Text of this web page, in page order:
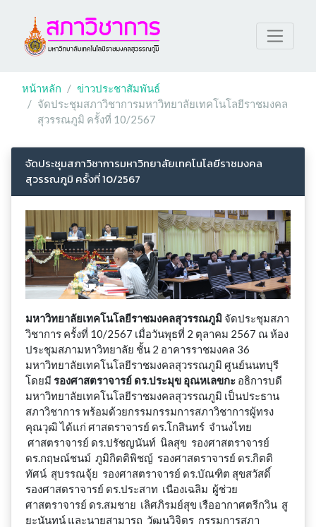
หน้าหลัก
ข่าวประชาสัมพันธ์
จัดประชุมสภาวิชาการมหาวิทยาลัยเทคโนโลยีราชมงคล
สุวรรณภูมิ ครั้งที่ 10/2567
จัดประชุมสภาวิชาการมหาวิทยาลัยเทคโนโลยีราชมงคล
สุวรรณภูมิ ครั้งที่ 10/2567
มหาวิทยาลัยเทคโนโลยีราชมงคลสุวรรณภูมิ จัดประชุมสภา
วิชาการ ครั้งที่ 10/2567 เมื่อวันพุธที่ 2 ตุลาคม 2567 ณ ห้อง
ประชุมสภามหาวิทยาลัย ชั้น 2 อาคารราชมงคล 36
มหาวิทยาลัยเทคโนโลยีราชมงคลสุวรรณภูมิ ศูนย์นนทบุรี
โดยมี รองศาสตราจารย์ ดร.ประมุข อุณหเลขกะ อธิการบดี
มหาวิทยาลัยเทคโนโลยีราชมงคลสุวรรณภูมิ เป็นประธาน
สภาวิชาการ พร้อมด้วยกรรมกรรมการสภาวิชาการผู้ทรง
คุณวุฒิ ได้แก่ ศาสตราจารย์ ดร.โกสินทร์ จำนงไทย
ศาสตราจารย์ ดร.ปรัชญนันท์ นิลสุข รองศาสตราจารย์
ดร.กฤษณ์ชนม์ ภูมิกิตติพิชญ์ รองศาสตราจารย์ ดร.กิตติ
ทัศน์ สุบรรณจุ้ย รองศาสตราจารย์ ดร.บัณฑิต สุขสวัสดิ์
รองศาสตราจารย์ ดร.ประสาท เนืองเฉลิม ผู้ช่วย
ศาสตราจารย์ ดร.สมชาย เลิศภิรมย์สุข เรืออากาศตรีกวิน สู
ยะนันทน์ และนายสามารถ วัฒนวิจิตร กรรมการสภา